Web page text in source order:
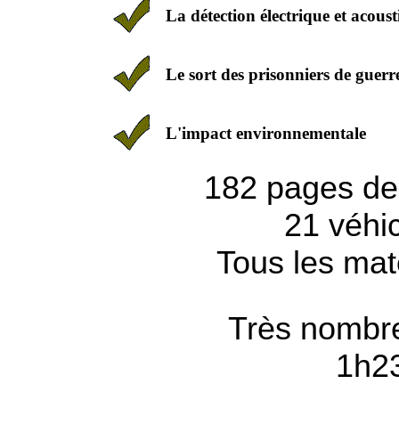
La détection électrique et
Le sort des prisonniers de
L'impact environnementale
182 pages
21
Tous les
Très